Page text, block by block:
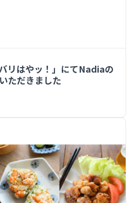
リはやッ！」にてNadiaの
ただきました